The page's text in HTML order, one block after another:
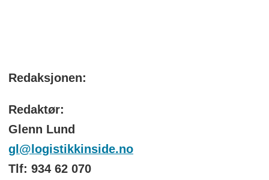
Redaksjonen:
Redaktør:
Glenn Lund
gl@logistikkinside.no
Tlf: 934 62 070